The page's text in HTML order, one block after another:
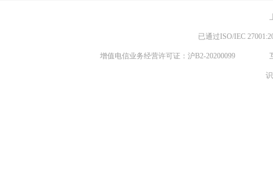
已通过ISO/IEC
增值电信业务经营许可证：沪B2-20200099